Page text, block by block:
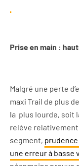
Prise en main :
Malgré une perte
maxi Trail de plus
la plus lourde, soit
relève
segment, prudence
une erreur à basse